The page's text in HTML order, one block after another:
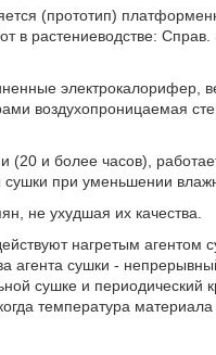
(прототип)
в растениеводстве:
электрокалорифер,
воздухопроницаемая
и более часов),
при уменьшении
не ухудшая их качества.
нагретым
агента сушки -
сушке и периодический
температура